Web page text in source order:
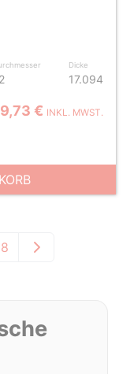
Dicke
17.094
€ INKL. MWST.